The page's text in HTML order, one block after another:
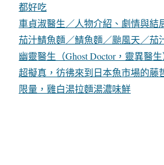
都好吃
車貞淑醫生／人物介紹、劇情與結
茄汁鯖魚麵／鯖魚麵／颱風天／茄
幽靈醫生（Ghost Doctor，靈異醫
超擬真，彷彿來到日本魚市場的藤
限量，雞白湯拉麵湯濃味鮮